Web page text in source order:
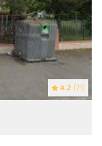
4.2 (71)